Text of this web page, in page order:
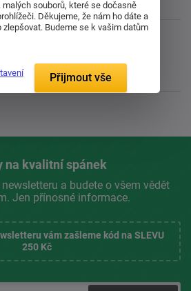
Sdílejte ho s přáteli
na kvalitní spánek
a budete o všem vědět
Jen přínosné informace.
vám zašleme kód na SLEVU
250 Kč
souborů, které se dočasně
Děkujeme, že nám ho dáte a
zlepšovat. Budeme se k vašim datům
Přijmout vše